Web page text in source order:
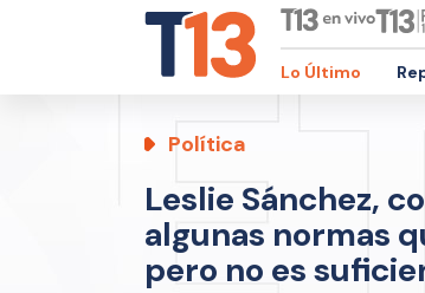
Lo Último
Política
Leslie Sánchez,
algunas normas
pero no es